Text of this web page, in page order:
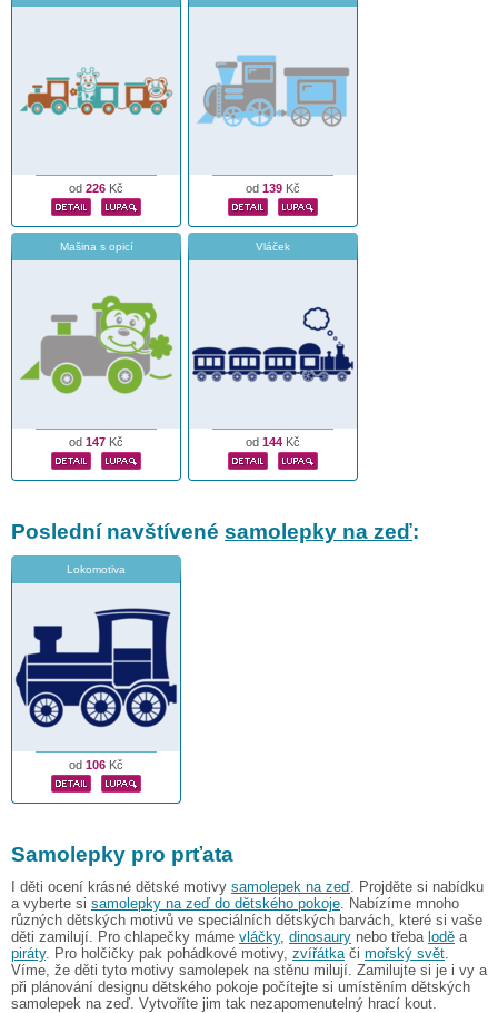
od 226 Kč od 139 Kč
Mašina s opicí
od 147 Kč
Vláček
od 144 Kč
Poslední navštívené samolepky na zeď:
Lokomotiva
od 106 Kč
Samolepky pro prťata
I děti ocení krásné dětské motivy samolepek na zeď. Projděte si nabídku
a vyberte si samolepky na zeď do dětského pokoje . Nabízíme mnoho
různých dětských motivů ve speciálních dětských barvách, které si vaše
děti zamilují. Pro chlapečky máme vláčky, dinosaury nebo třeba lodě a
piráty. Pro holčičky pak pohádkové motivy, zvířátka či mořský svět
Víme, že děti tyto motivy samolepek na stěnu milují. Zamilujte si je i vy a
při plánování designu dětského pokoje počítejte si umístěním dětských
samolepek na zeď. Vytvoříte jim tak nezapomenutelný hrací kout.